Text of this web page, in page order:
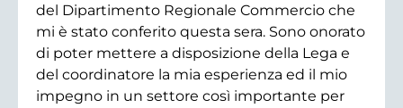
del Dipartimento Regionale Commercio che
mi è stato conferito questa sera. Sono onorato
di poter mettere a disposizione della Lega e
del coordinatore la mia esperienza ed il mio
impegno in un settore così importante per